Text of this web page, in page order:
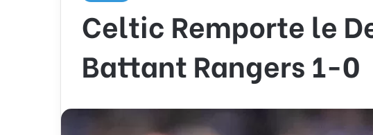
Celtic Remporte le
Battant Rangers 1-0